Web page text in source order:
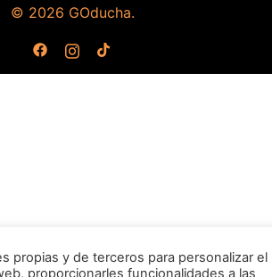
© 2026 GOducha.
https://www.facebook.com/
https://www.instagram.com/
https://www.tiktok.com/
propias y de terceros para personalizar el
proporcionarles funcionalidades a las